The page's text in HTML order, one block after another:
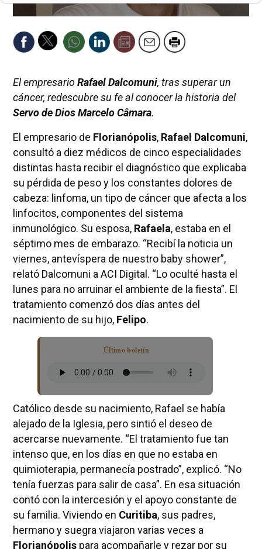
El empresarioRafael Dalcomuni, tras superar un
cáncer, redescubre su fe al conocer la historia del
Servo de Dios Marcelo Câmara.
El empresario de Florianópolis, Rafael Dalcomuni,
consultó a diez médicos de cinco especialidades
distintas hasta recibir el diagnóstico que explicaba
su pérdida de peso y los constantes dolores de
cabeza: linfoma, un tipo de cáncer que afecta a los
linfocitos, componentes del sistema
inmunológico. Su esposa, Rafaela, estaba en el
séptimo mes de embarazo. “Recibí la noticia un
viernes, antevíspera de nuestro baby shower”,
relató Dalcomuni a ACI Digital. “Lo oculté hasta el
lunes para no arruinar el ambiente de la fiesta”. El
tratamiento comenzó dos días antes del
nacimiento de su hijo, Felipo.
Último boletín
Católico desde su nacimiento, Rafael se había
alejado de la Iglesia, pero sintió el deseo de
acercarse nuevamente. “El tratamiento fue tan
intenso que, en los días en que no estaba en
quimioterapia, permanecía postrado”, explicó. “No
tenía fuerzas para salir de casa”. En esa situación
contó con la intercesión y el apoyo constante de
su familia. Viviendo en Curitiba, sus padres,
hermano y suegra viajaron varias veces a
Florianópolispara acompañarle y rezar por su